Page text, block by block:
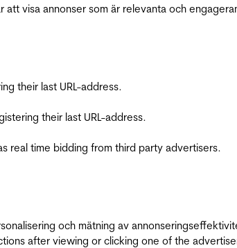
visa annonser som är relevanta och
their last URL-address.
their last URL-address.
real time bidding from third party advertisers.
och mätning av
after viewing or clicking one of the